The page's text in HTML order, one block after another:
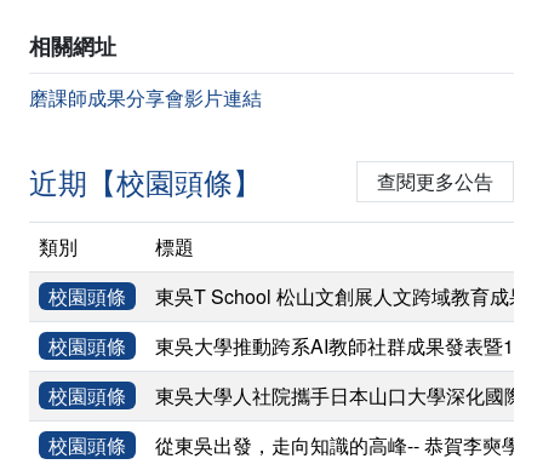
相關網址
磨課師成果分享會影片連結
近期【校園頭條】 查閱更多公告
類別
標題
校園頭條
東吳T School 松山文創展人文跨域教育成果
校園頭條
東吳大學推動跨系AI教師社群成果發表暨
校園頭條
東吳大學人社院攜手日本山口大學深化國際
校園頭條
從東吳出發，走向知識的高峰-- 恭賀李奭學